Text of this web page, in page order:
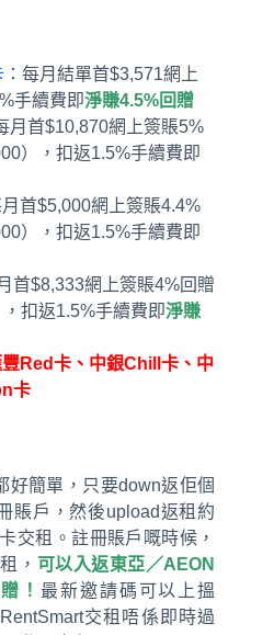
：每月結單首$3,571網上
手續費即淨賺4.5%回贈
月首$10,870網上簽賬5%
），扣返1.5%手續費即
月首$5,000網上簽賬4.4%
），扣返1.5%手續費即
首$8,333網上簽賬4%回贈
，扣返1.5%手續費即淨賺
Red卡、中銀Chill卡、中
卡
好簡單，只要down返佢個
賬戶，然後upload返租約
交租。註冊賬戶嘅時候，
， 可以入返東亞／AEON
！ 最新邀請碼可以上搵
交租唔係即時過